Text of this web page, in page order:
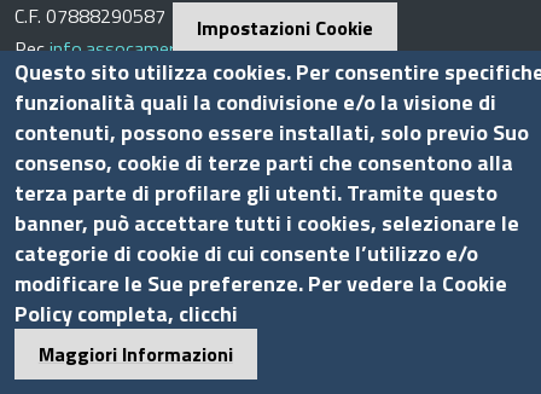
C.F. 07888290587
Pecinfo.assocamerestero@legalmail.it
info@assocamerestero.it
dpo@assocamerestero.it
Seguici su
Sito web
Accesso INTRANET
Mappa del sito
Impostazioni Cookie
Questo sito utilizza cookies. Per consentire
funzionalità quali la condivisione e/o la visione di
contenuti, possono essere installati, solo previo Suo
consenso, cookie di terze parti che consentono alla
terza parte di profilare gli utenti. Tramite questo
banner, può accettare tutti i cookies, selezionare le
categorie di cookie di cui consente l’utilizzo e/o
modificare le Sue preferenze. Per vedere la Cookie
Policy completa, clicchi
Maggiori Informazioni